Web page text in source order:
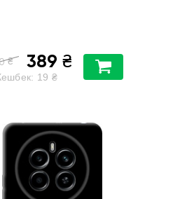
₴ 389 ₴
19 ₴